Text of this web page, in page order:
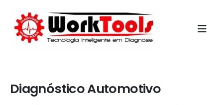
Diagnóstico Automotivo